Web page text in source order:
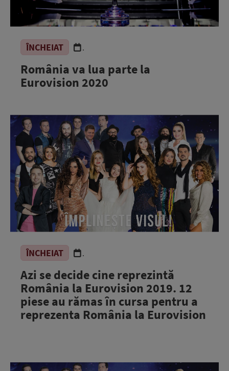
ÎNCHEIAT .
România va lua parte la
Eurovision 2020
ÎNCHEIAT .
Azi se decide cine reprezintă
România la Eurovision 2019. 12
piese au rămas în cursa pentru a
reprezenta România la Eurovision